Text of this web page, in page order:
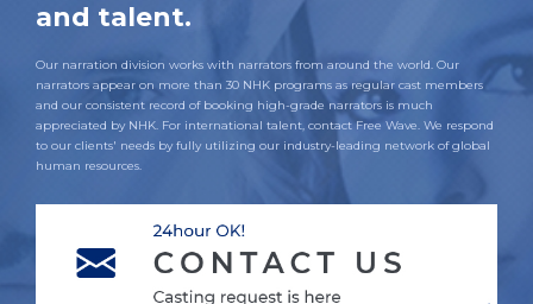
and talent.
Our narration division works with narrators from around the world. Our
narrators appear on more than 30 NHK programs as regular cast members
and our consistent record of booking high-grade narrators is much
appreciated by NHK. For international talent, contact Free Wave. We respond
to our clients' needs by fully utilizing our industry-leading network of global
human resources.